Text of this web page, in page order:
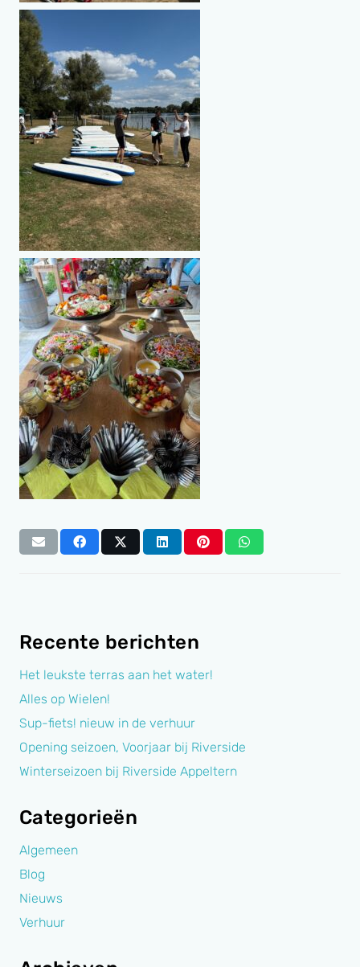
Recente berichten
Het leukste terras aan het water!
Alles op Wielen!
Sup-fiets! nieuw in de verhuur
Opening seizoen, Voorjaar bij Riverside
Winterseizoen bij Riverside Appeltern
Categorieën
Algemeen
Blog
Nieuws
Verhuur